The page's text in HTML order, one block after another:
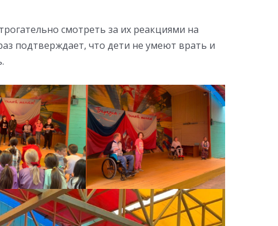
смотреть за их реакциями на
подтверждает, что дети не умеют врать и